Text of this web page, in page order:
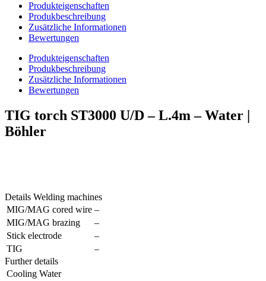
Produkteigenschaften
Produkbeschreibung
Zusätzliche Informationen
Bewertungen
Produkteigenschaften
Produkbeschreibung
Zusätzliche Informationen
Bewertungen
TIG torch ST3000 U/D – L.4m – Water |
Böhler
Details Welding machines
MIG/MAG cored wire –
MIG/MAG brazing
–
Stick electrode
–
TIG
–
Further details
Cooling Water